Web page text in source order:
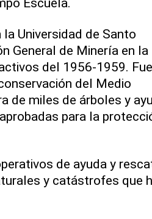
Universidad de Santo
General de Minería en la
del 1956-1959. Fue
del Medio
de miles de árboles y
para la
de ayuda y
y catástrofes que